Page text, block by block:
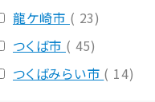
龍ケ崎市 ( 23)
つくば市 ( 45)
つくばみらい市 ( 14)